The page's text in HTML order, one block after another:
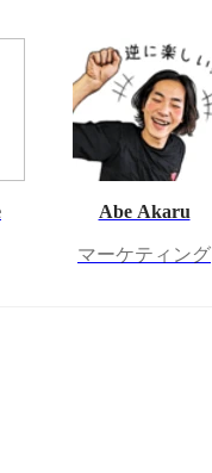
Abe Akaru
マーケティング